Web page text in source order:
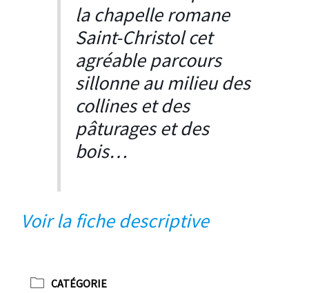
la chapelle romane
Saint-Christol cet
agréable parcours
sillonne au milieu des
collines et des
pâturages et des
bois…
Voir la fiche descriptive
CATÉGORIE